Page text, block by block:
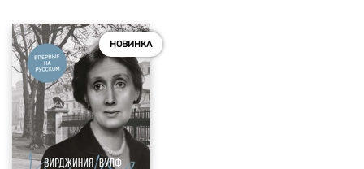
НОВИНКА